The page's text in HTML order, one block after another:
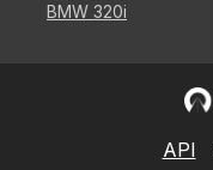
BMW 320i
API